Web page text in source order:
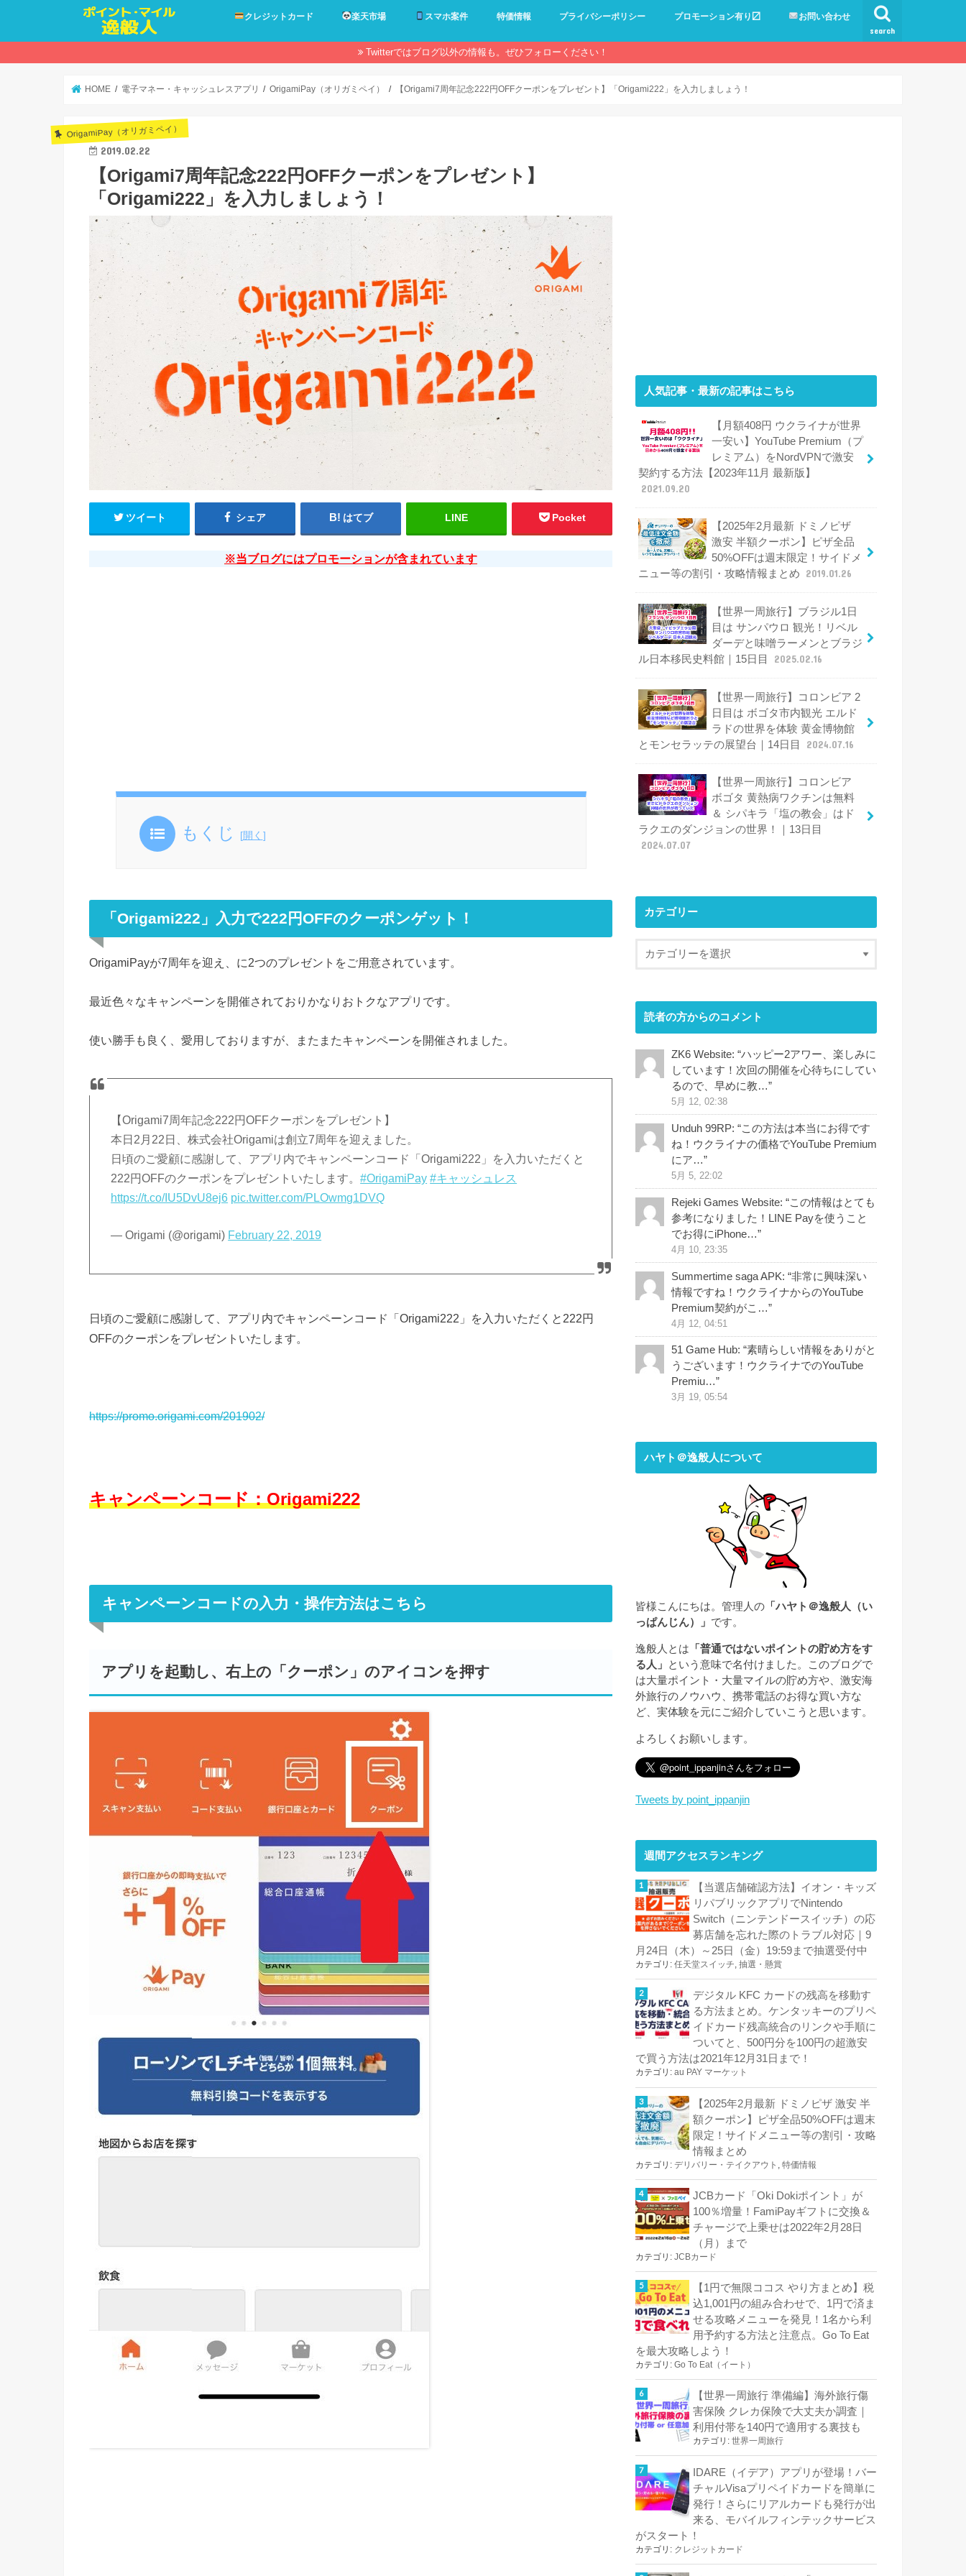
search
クレジットカード 楽天市場 スマホ案件 特価情報 プライバシーポリシー プロモーション有り〼 お問い合わせ
Twitterではブログ以外の情報も。ぜひフォローください！
HOME 電子マネー・キャッシュレスアプリ OrigamiPay（オリガミペイ） 【Origami7周年記念222円OFFクーポンをプレゼント】「Origami222」を入力しましょう！
OrigamiPay（オリガミペイ）
2019.02.22
【Origami7周年記念222円OFFクーポンをプレゼント】
「Origami222」を入力しましょう！
ツイート シェア はてブ LINE Pocket
※当ブログにはプロモーションが含まれています
もくじ [開く ]
「Origami222」入力で222円OFFのクーポンゲット！
OrigamiPayが7周年を迎え、に2つのプレゼントをご用意されています。
最近色々なキャンペーンを開催されておりかなりおトクなアプリです。
使い勝手も良く、愛用しておりますが、またまたキャンペーンを開催されました。
【Origami7周年記念222円OFFクーポンをプレゼント】
本日2月22日、株式会社Origamiは創立7周年を迎えました。
日頃のご愛顧に感謝して、アプリ内でキャンペーンコード「Origami222」を入力いただくと
222円OFFのクーポンをプレゼントいたします。#OrigamiPay #キャッシュレス
https://t.co/IU5DvU8ej6 pic.twitter.com/PLOwmg1DVQ
— Origami (@origami) February 22, 2019
日頃のご愛顧に感謝して、アプリ内でキャンペーンコード「Origami222」を入力いただくと222円
OFFのクーポンをプレゼントいたします。
https://promo.origami.com/201902/
キャンペーンコード：Origami222
キャンペーンコードの入力・操作方法はこちら
アプリを起動し、右上の「クーポン」のアイコンを押す
人気記事・最新の記事はこちら
【月額408円 ウクライナが世界
一安い】YouTube Premium（プ
レミアム）をNordVPNで激安
契約する方法【2023年11月 最新版】
2021.09.20
【2025年2月最新 ドミノピザ
激安 半額クーポン】ピザ全品
50%OFFは週末限定！サイドメ
ニュー等の割引・攻略情報まとめ
2019.01.26
【世界一周旅行】ブラジル1日
目は サンパウロ 観光！リベル
ダーデと味噌ラーメンとブラジ
ル日本移民史料館｜15日目
2025.02.16
【世界一周旅行】コロンビア 2
日目は ボゴタ市内観光 エルド
ラドの世界を体験 黄金博物館
とモンセラッテの展望台｜14日目
2024.07.16
【世界一周旅行】コロンビア
ボゴタ 黄熱病ワクチンは無料
＆ シパキラ「塩の教会」はド
ラクエのダンジョンの世界！｜13日目
2024.07.07
カテゴリー
読者の方からのコメント
ZK6 Website: “ハッピー2アワー、楽しみに
しています！次回の開催を心待ちにしてい
るので、早めに教…”
5月 12, 02:38
Unduh 99RP: “この方法は本当にお得です
ね！ウクライナの価格でYouTube Premium
にア…”
5月 5, 22:02
Rejeki Games Website: “この情報はとても
参考になりました！LINE Payを使うこと
でお得にiPhone…”
4月 10, 23:35
Summertime saga APK: “非常に興味深い
情報ですね！ウクライナからのYouTube
Premium契約がこ…”
4月 12, 04:51
51 Game Hub: “素晴らしい情報をありがと
うございます！ウクライナでのYouTube
Premiu…”
3月 19, 05:54
ハヤト＠逸般人について
皆様こんにちは。管理人の 「ハヤト＠逸般人（い
っぱんじん）」 です。
逸般人とは 「普通ではないポイントの貯め方をす
る人」
という意味で名付けました。このブログで
は大量ポイント・大量マイルの貯め方や、激安海
外旅行のノウハウ、携帯電話のお得な買い方な
ど、実体験を元にご紹介していこうと思います。
よろしくお願いします。
Tweets by point_ippanjin
週間アクセスランキング
【当選店舗確認方法】イオン・キッズ
リパブリックアプリでNintendo
Switch（ニンテンドースイッチ）の応
募店舗を忘れた際のトラブル対応｜9
月24日（木）～25日（金）19:59まで抽選受付中
カテゴリ: 任天堂スイッチ, 抽選・懸賞
デジタル KFC カードの残高を移動す
る方法まとめ。ケンタッキーのプリペ
イドカード残高統合のリンクや手順に
ついてと、500円分を100円の超激安
で買う方法は2021年12月31日まで！
カテゴリ: au PAY マーケット
【2025年2月最新 ドミノピザ 激安 半
額クーポン】ピザ全品50%OFFは週末
限定！サイドメニュー等の割引・攻略
情報まとめ
カテゴリ: デリバリー・テイクアウト 特価情報
JCBカード「Oki Dokiポイント」が
100％増量！FamiPayギフトに交換＆
チャージで上乗せは2022年2月28日
（月）まで
カテゴリ: JCBカード
【1円で無限ココス やり方まとめ】税
込1,001円の組み合わせで、1円で済ま
せる攻略メニューを発見！1名から利
用予約する方法と注意点。Go To Eat
を最大攻略しよう！
カテゴリ: Go To Eat（イート）
【世界一周旅行 準備編】海外旅行傷
害保険 クレカ保険で大丈夫か調査｜
利用付帯を140円で適用する裏技も
カテゴリ: 世界一周旅行
IDARE（イデア）アプリが登場！バー
チャルVisaプリペイドカードを簡単に
発行！さらにリアルカードも発行が出
来る、モバイルフィンテックサービス
がスタート！
カテゴリ: クレジットカード